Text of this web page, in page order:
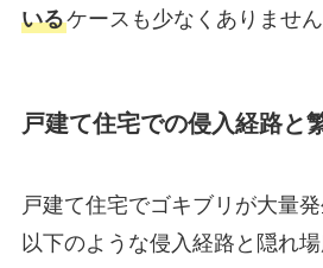
いるケースも少なくありません
戸建て住宅での侵入経路と
戸建て住宅でゴキブリが大量発
以下のような侵入経路と隠れ